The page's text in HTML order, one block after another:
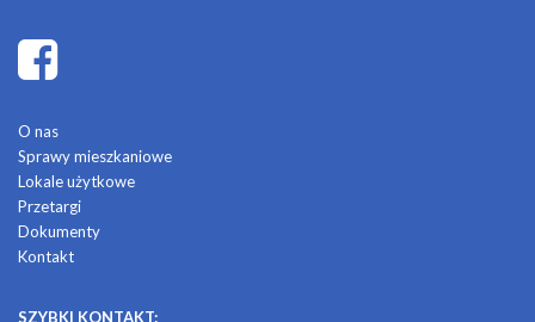
O nas
Sprawy mieszkaniowe
Lokale użytkowe
Przetargi
Dokumenty
Kontakt
SZYBKI KONTAKT: